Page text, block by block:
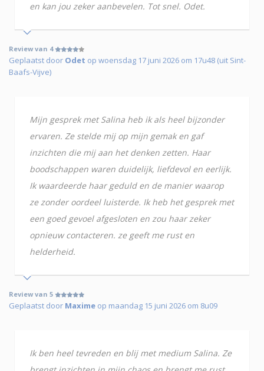
en kan jou zeker aanbevelen. Tot snel. Odet.
Review van 4
Geplaatst door Odet op woensdag 17 juni 2026 om 17u48 (uit Sint-
Baafs-Vijve)
Mijn gesprek met Salina heb ik als heel bijzonder
ervaren. Ze stelde mij op mijn gemak en gaf
inzichten die mij aan het denken zetten. Haar
boodschappen waren duidelijk, liefdevol en eerlijk.
Ik waardeerde haar geduld en de manier waarop
ze zonder oordeel luisterde. Ik heb het gesprek met
een goed gevoel afgesloten en zou haar zeker
opnieuw contacteren. ze geeft me rust en
helderheid.
Review van 5
Geplaatst door Maxime op maandag 15 juni 2026 om 8u09
Ik ben heel tevreden en blij met medium Salina. Ze